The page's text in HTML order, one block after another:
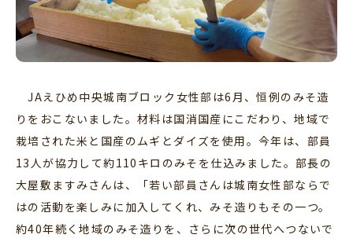
JAえひめ中央城南ブロック女性部は6月、恒例のみそ造
りをおこないました。材料は国消国産にこだわり、地域で
栽培された米と国産のムギとダイズを使用。今年は、部員
13人が協力して約110キロのみそを仕込みました。部長の
大屋敷ますみさんは、「若い部員さんは城南女性部ならで
はの活動を楽しみに加入してくれ、みそ造りもその一つ。
約40年続く地域のみそ造りを、さらに次の世代へつないで